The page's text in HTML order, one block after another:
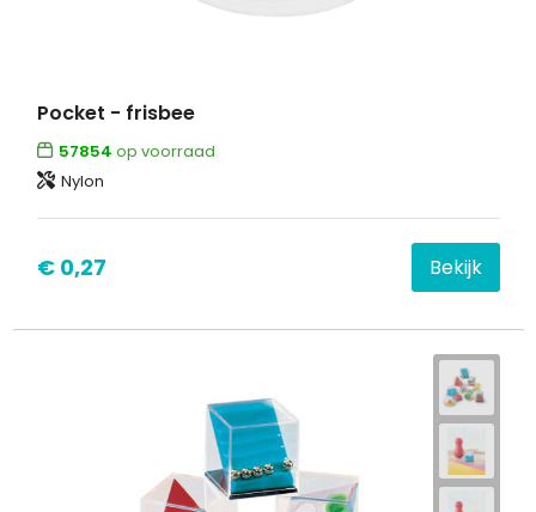
Pocket - frisbee
57854 op voorraad
Nylon
€ 0,27 Bekijk